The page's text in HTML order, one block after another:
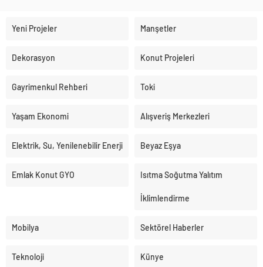
Yeni Projeler Manşetler
Dekorasyon Konut Projeleri
Gayrimenkul Rehberi Toki
Yaşam Ekonomi Alışveriş Merkezleri
Elektrik, Su, Yenilenebilir Enerji Beyaz Eşya
Emlak Konut GYO Isıtma Soğutma Yalıtım
İklimlendirme
Mobilya Sektörel Haberler
Teknoloji Künye